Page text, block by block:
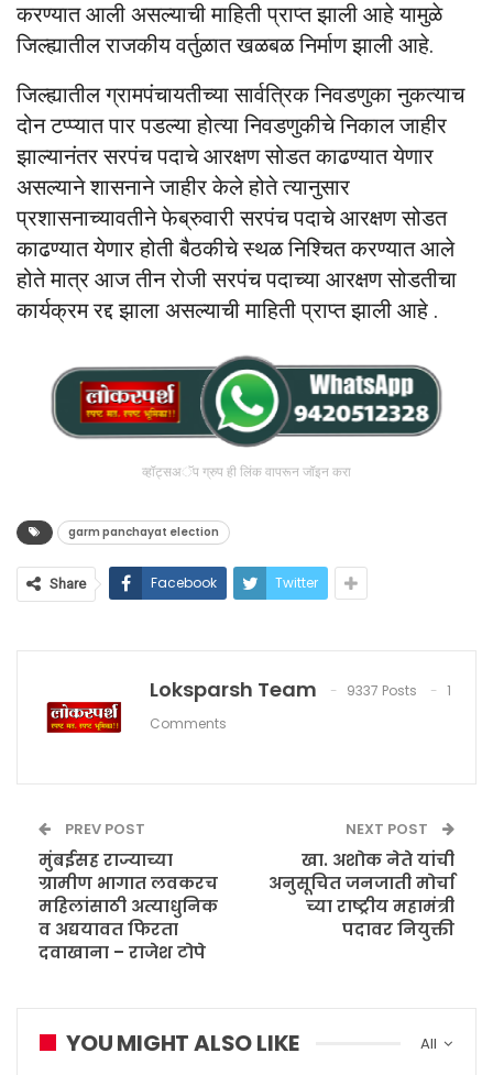
करण्यात आली असल्याची माहिती प्राप्त झाली आहे यामुळे
जिल्ह्यातील राजकीय वर्तुळात खळबळ निर्माण झाली आहे.
जिल्ह्यातील ग्रामपंचायतीच्या सार्वत्रिक निवडणुका नुकत्याच
दोन टप्प्यात पार पडल्या होत्या निवडणुकीचे निकाल जाहीर
झाल्यानंतर सरपंच पदाचे आरक्षण सोडत काढण्यात येणार
असल्याने शासनाने जाहीर केले होते त्यानुसार
प्रशासनाच्यावतीने फेब्रुवारी सरपंच पदाचे आरक्षण सोडत
काढण्यात येणार होती बैठकीचे स्थळ निश्चित करण्यात आले
होते मात्र आज तीन रोजी सरपंच पदाच्या आरक्षण सोडतीचा
कार्यक्रम रद्द झाला असल्याची माहिती प्राप्त झाली आहे .
व्हॉट्सअॅप ग्रुप ही लिंक वापरून जॉइन करा
garm panchayat election
Share Facebook Twitter
Loksparsh Team 9337 Posts
1
Comments
PREV POST
मुंबईसह राज्याच्या
ग्रामीण भागात लवकरच
महिलांसाठी अत्याधुनिक
व अद्ययावत फिरता
दवाखाना – राजेश टोपे
NEXT POST
खा. अशोक नेते यांची
अनुसूचित जनजाती मोर्चा
च्या राष्ट्रीय महामंत्री
पदावर नियुक्ती
All
YOU MIGHT ALSO LIKE